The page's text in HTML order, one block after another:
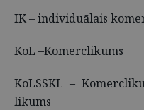
IK – individuālais
KoL –Komerclikums
KoLSSKL –
likums